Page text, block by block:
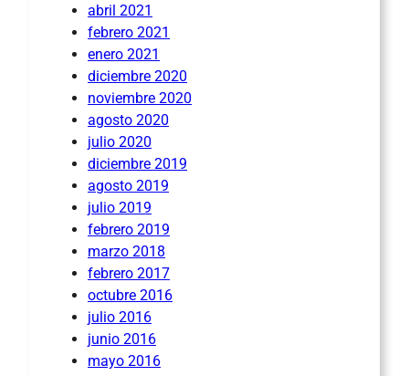
abril 2021
febrero 2021
enero 2021
diciembre 2020
noviembre 2020
agosto 2020
julio 2020
diciembre 2019
agosto 2019
julio 2019
febrero 2019
marzo 2018
febrero 2017
octubre 2016
julio 2016
junio 2016
mayo 2016